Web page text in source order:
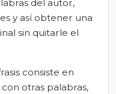
del autor,
y así obtener una
sin quitarle el
consiste en
otras palabras,